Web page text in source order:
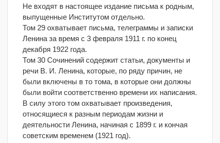
Не входят в настоящее издание письма к родным,
выпущенные Институтом отдельно.
Том 29 охватывает письма, телеграммы и записки
Ленина за время с 3 февраля 1911 г. по конец
декабря 1922 года.
Том 30 Сочинений содержит статьи, документы и
речи В. И. Ленина, которые, по ряду причин, не
были включены в то тома, в которые они должны
были войти соответственно времени их написания.
В силу этого том охватывает произведения,
относящиеся к разным периодам жизни и
деятельности Ленина, начиная с 1899 г. и кончая
советским временем (1921 год).